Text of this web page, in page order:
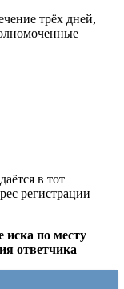
трёх дней,
в тот
регистрации
по месту
ответчика